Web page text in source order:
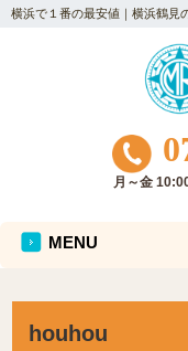
横浜で１番の最安値｜横浜鶴見
月～金
MENU
houhou